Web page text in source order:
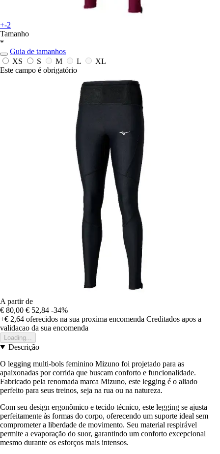
+-2
Tamanho
*
Guia de tamanhos
XS
S M L
XL
Este campo é obrigatório
A partir de
€ 80,00 € 52,84 -34%
+€ 2,64 oferecidos na sua proxima encomenda Creditados apos a
validacao da sua encomenda
Loading...
Descrição
O legging multi-bols feminino Mizuno foi projetado para as
apaixonadas por corrida que buscam conforto e funcionalidade.
Fabricado pela renomada marca Mizuno, este legging é o aliado
perfeito para seus treinos, seja na rua ou na natureza.
Com seu design ergonômico e tecido técnico, este legging se ajusta
perfeitamente às formas do corpo, oferecendo um suporte ideal sem
comprometer a liberdade de movimento. Seu material respirável
permite a evaporação do suor, garantindo um conforto excepcional
mesmo durante os esforços mais intensos.